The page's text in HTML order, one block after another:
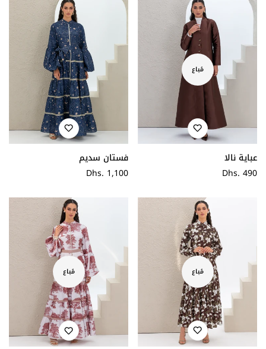
مُباع
عباية نالا
سعر
Dhs. 490
فستان سديم
سعر
Dhs. 1,100
مُباع مُباع